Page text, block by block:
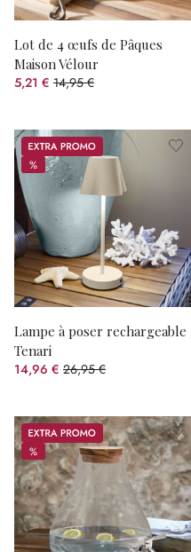
Lot de 4 œufs de Pâques
Maison Vélour
5,21 € 14,95 €
(65.15%spared)
Promos
%
%
Lampe à poser rechargeable
Tenari
14,96 € 26,95 €
(44.49%spared)
Promos
%
%